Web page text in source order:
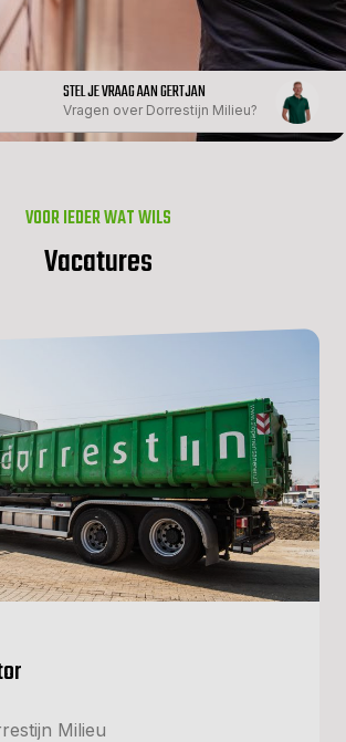
STEL JE VRAAG AAN GERTJAN
Vragen over Dorrestijn Milieu?
VOOR IEDER WAT WILS
Vacatures
Milieu